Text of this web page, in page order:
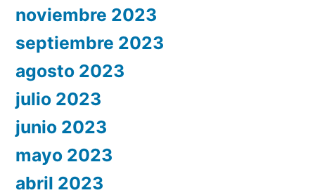
noviembre 2023
septiembre 2023
agosto 2023
julio 2023
junio 2023
mayo 2023
abril 2023